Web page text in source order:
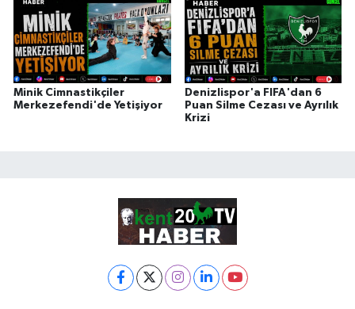
Minik Cimnastikçiler
Merkezefendi'de Yetişiyor
Denizlispor'a FIFA'dan 6
Puan Silme Cezası ve Ayrılık
Krizi